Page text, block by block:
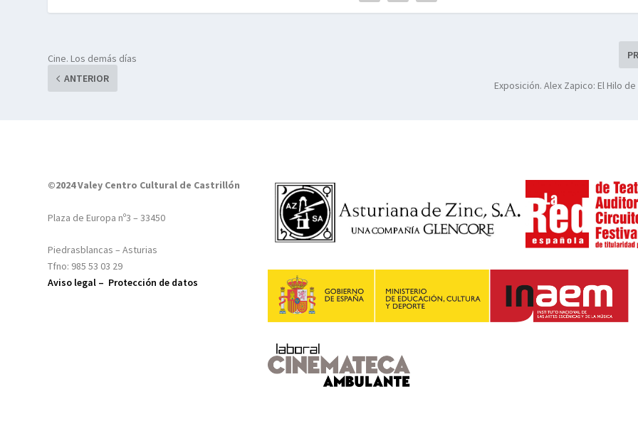
Cine. Los demás días
ANTERIOR
Exposición. Alex Zapico: El Hilo
©2024 Valey Centro Cultural de Castrillón
Plaza de Europa nº3 – 33450
Piedrasblancas – Asturias
Tfno: 985 53 03 29
Aviso legal – Protección de datos